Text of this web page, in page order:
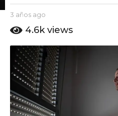
o
2
o
s
g
o
b
E
u
t
A
m
o
3 años ago
ñ
s
a
g
o
4.6k views